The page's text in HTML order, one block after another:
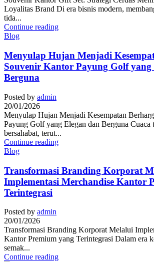
Loyalitas Brand Di era bisnis modern,
tida...
Continue reading
Blog
Menyulap Hujan Menjadi
Souvenir Kantor Payung Golf yang
Berguna
Posted by admin
20/01/2026
Menyulap Hujan Menjadi Kesempatan
Payung Golf yang Elegan dan Berguna Cuaca
bersahabat, terut...
Continue reading
Blog
Transformasi Branding Korporat
Implementasi Merchandise Kantor
Terintegrasi
Posted by admin
20/01/2026
Transformasi Branding Korporat Melalui
Kantor Premium yang Terintegrasi Dalam era
semak...
Continue reading